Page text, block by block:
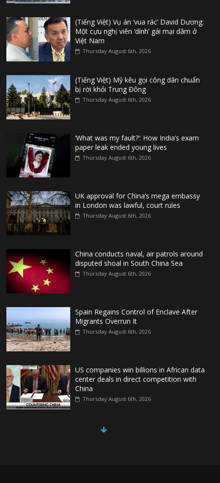
(Tiếng Việt) Vụ án ‘vua rác’ David Dương:
Một cựu nghị viên ‘dính’ gái mại dâm ở
Việt Nam
Thursday August 6th, 2026
(Tiếng Việt) Mỹ kêu gọi công dân chuẩn
bị rời khỏi Trung Đông
Thursday August 6th, 2026
‘What was my fault?’: How India’s exam
paper leak ended young lives
Thursday August 6th, 2026
UK approval for China’s mega embassy
in London was lawful, court rules
Thursday August 6th, 2026
China conducts naval, air patrols around
disputed shoal in South China Sea
Thursday August 6th, 2026
Spain Regains Control of Enclave After
Migrants Overrun It
Thursday August 6th, 2026
US companies win billions in African data
center deals in direct competition with
China
Thursday August 6th, 2026
China, Russia, Iran and North Korea